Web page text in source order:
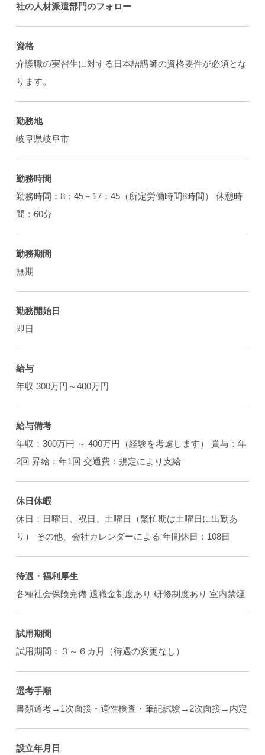
社の人材派遣部門のフォロー
資格
介護職の実習生に対する日本語講師の資格要件が必須とな
ります。
勤務地
岐阜県岐阜市
勤務時間
勤務時間：8：45－17：45（所定労働時間8時間） 休憩時
間：60分
勤務期間
無期
勤務開始日
即日
給与
年収 300万円～400万円
給与備考
年収：300万円 ～ 400万円（経験を考慮します） 賞与：年
2回 昇給：年1回 交通費：規定により支給
休日休暇
休日：日曜日、祝日、土曜日（繁忙期は土曜日に出勤あ
り） その他、会社カレンダーによる 年間休日：108日
待遇・福利厚生
各種社会保険完備 退職金制度あり 研修制度あり 室内禁煙
試用期間
試用期間：３～６カ月（待遇の変更なし）
選考手順
書類選考→1次面接・適性検査・筆記試験→2次面接→内定
設立年月日